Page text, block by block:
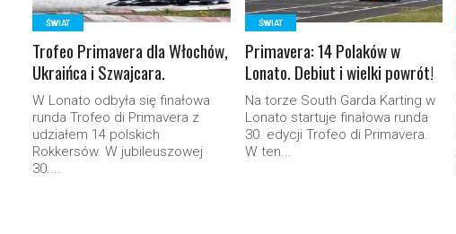
ŚWIAT
Trofeo Primavera dla Włochów,
Ukraińca i Szwajcara.
W Lonato odbyła się finałowa
runda Trofeo di Primavera z
udziałem 14 polskich
Rokkersów. W jubileuszowej
30....
ŚWIAT
Primavera: 14 Polaków w
Lonato. Debiut i wielki powrót!
Na torze South Garda Karting w
Lonato startuje finałowa runda
30. edycji Trofeo di Primavera.
W ten...